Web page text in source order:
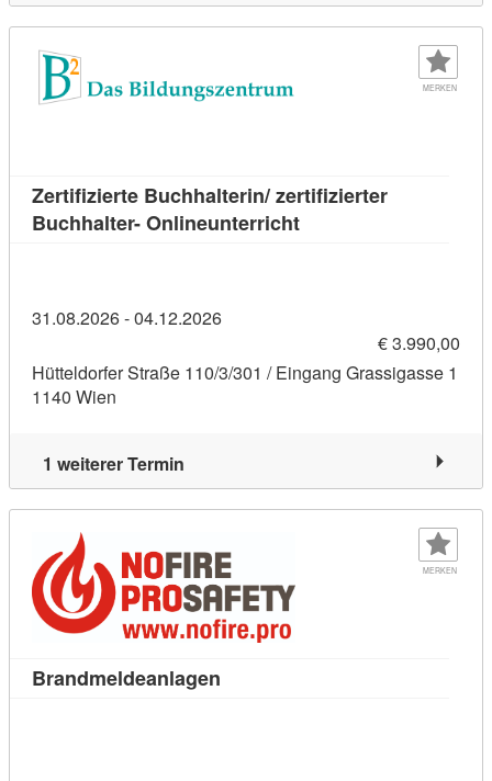
MERKEN
Zertifizierte Buchhalterin/ zertifizierter
Buchhalter- OnlineunterrichtKursdetail:
31.08.2026 - 04.12.2026
€ 3.990,00
Hütteldorfer Straße 110/3/301 / Eingang Grassigasse 1
1140 Wien
1 weiterer Termin
MERKEN
Brandmeldeanlagen